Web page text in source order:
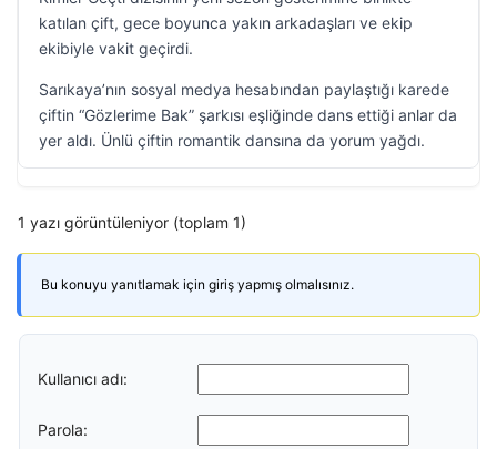
katılan çift, gece boyunca yakın arkadaşları ve ekip
ekibiyle vakit geçirdi.
Sarıkaya’nın sosyal medya hesabından paylaştığı karede
çiftin “Gözlerime Bak” şarkısı eşliğinde dans ettiği anlar da
yer aldı. Ünlü çiftin romantik dansına da yorum yağdı.
1 yazı görüntüleniyor (toplam 1)
Bu konuyu yanıtlamak için giriş yapmış olmalısınız.
Kullanıcı adı:
Parola: